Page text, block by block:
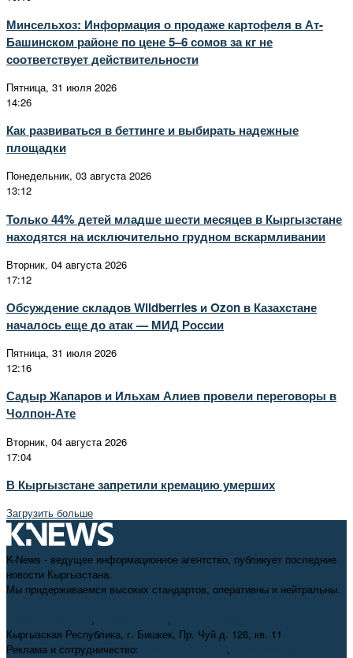
Минсельхоз: Информация о продаже картофеля в Ат-
Башинском районе по цене 5–6 сомов за кг не
соответствует действительности
Пятница, 31 июля 2026
14:26
Как развиваться в беттинге и выбирать надежные
площадки
Понедельник, 03 августа 2026
13:12
Только 44% детей младше шести месяцев в Кыргызстане
находятся на исключительно грудном вскармливании
Вторник, 04 августа 2026
17:12
Обсуждение складов Wildberries и Ozon в Казахстане
началось еще до атак — МИД России
Пятница, 31 июля 2026
12:16
Садыр Жапаров и Ильхам Алиев провели переговоры в
Чолпон-Ате
Вторник, 04 августа 2026
17:04
В Кыргызстане запретили кремацию умерших
Загрузить больше
K-News - ведущее информационное агентство, публикует последние
новости Кыргызстана.
Мы придерживаемся высоких стандартов, оперативны и нейтральны.
, ,
Кыргызская Республика, г. Бишкек, Пр. Чуй д. 126, кв. 11
Реклама и сотрудничество:
,